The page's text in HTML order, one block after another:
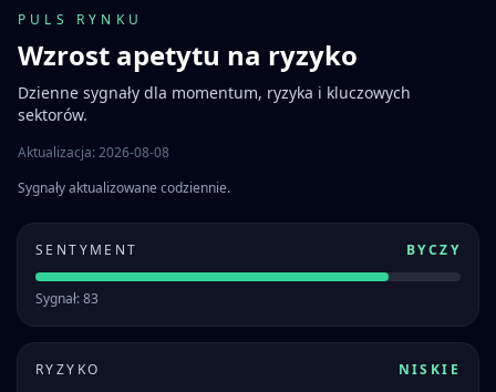
PULS RYNKU
Wzrost apetytu na ryzyko
Dzienne sygnały dla momentum, ryzyka i kluczowych
sektorów.
Aktualizacja: 2026-08-08
Sygnały aktualizowane codziennie.
SENTYMENT BYCZY
Sygnał: 83
RYZYKO NISKIE